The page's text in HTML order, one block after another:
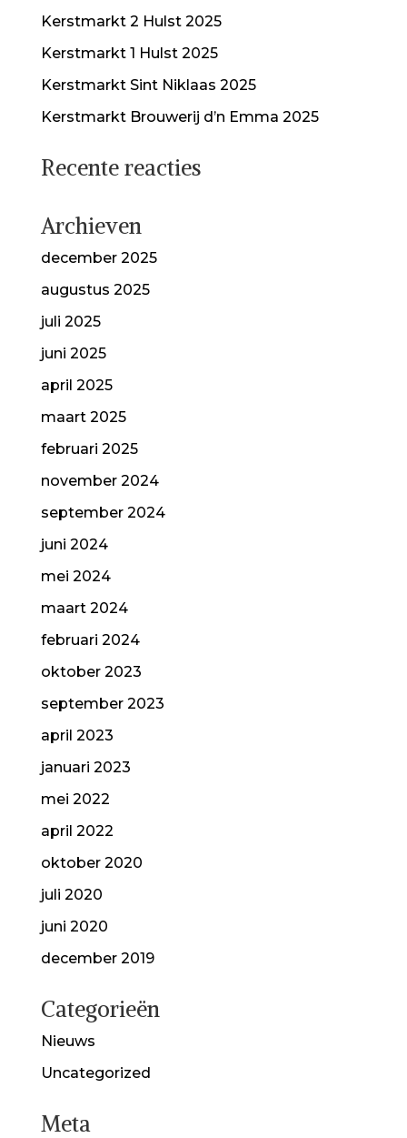
Kerstmarkt 2 Hulst 2025
Kerstmarkt 1 Hulst 2025
Kerstmarkt Sint Niklaas 2025
Kerstmarkt Brouwerij d’n Emma 2025
Recente reacties
Archieven
december 2025
augustus 2025
juli 2025
juni 2025
april 2025
maart 2025
februari 2025
november 2024
september 2024
juni 2024
mei 2024
maart 2024
februari 2024
oktober 2023
september 2023
april 2023
januari 2023
mei 2022
april 2022
oktober 2020
juli 2020
juni 2020
december 2019
Categorieën
Nieuws
Uncategorized
Meta